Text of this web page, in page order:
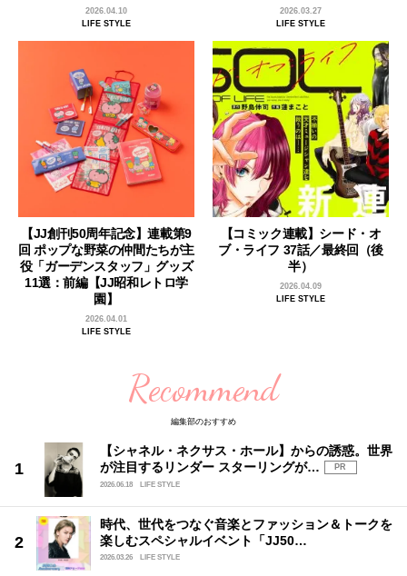
2026.04.10
LIFE STYLE
2026.03.27
LIFE STYLE
【JJ創刊50周年記念】連載第9
回 ポップな野菜の仲間たちが主
役「ガーデンスタッフ」グッズ
11選：前編【JJ昭和レトロ学
園】
2026.04.01
LIFE STYLE
【コミック連載】シード・オ
ブ・ライフ 37話／最終回（後
半）
2026.04.09
LIFE STYLE
Recommend
編集部のおすすめ
【シャネル・ネクサス・ホール】からの誘惑。世界
が注目するリンダー スターリングが…
PR
2026.06.18
LIFE STYLE
時代、世代をつなぐ音楽とファッション＆トークを
楽しむスペシャルイベント「JJ50…
2026.03.26 LIFE STYLE